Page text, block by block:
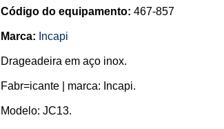
Código do equipamento: 467-857
Marca: Incapi
Drageadeira em aço inox.
Fabr=icante | marca: Incapi.
Modelo: JC13.